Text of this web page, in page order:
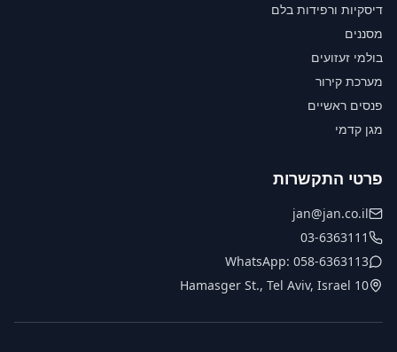
דיסקיות ורפידות בלם
מסננים
בולמי זעזועים
מערכת קירור
פנסים ראשיים
מגן קדמי
פרטי התקשרות
jan@jan.co.il
03-6363111
WhatsApp: 058-6363113
10 Hamasger St., Tel Aviv, Israel